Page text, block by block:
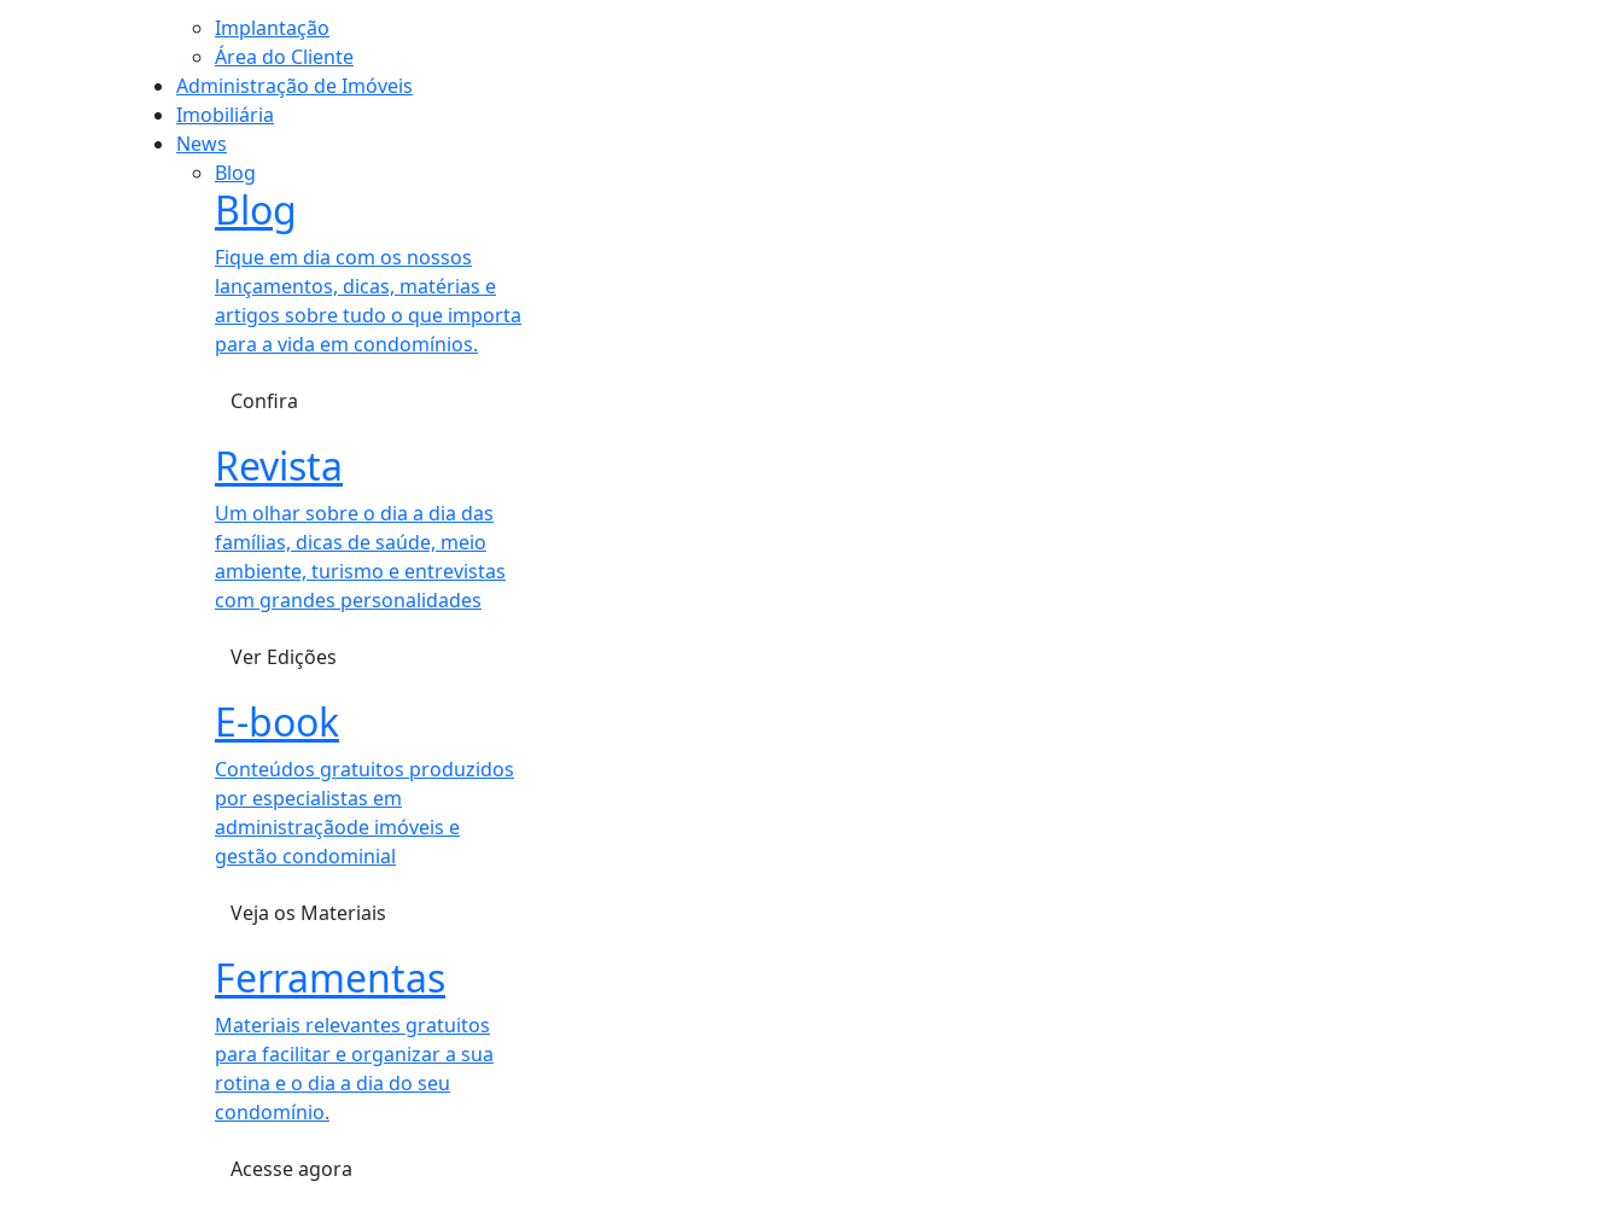
Implantação
Área do Cliente
Administração de Imóveis
Imobiliária
News
Blog
Blog
Fique em dia com os nossos
lançamentos, dicas, matérias e
artigos sobre tudo o que importa
para a vida em condomínios.
Confira
Revista
Um olhar sobre o dia a dia das
famílias, dicas de saúde, meio
ambiente, turismo e entrevistas
com grandes personalidades
Ver Edições
E-book
Conteúdos gratuitos produzidos
por especialistas em
administraçãode imóveis e
gestão condominial
Veja os Materiais
Ferramentas
Materiais relevantes gratuitos
para facilitar e organizar a sua
rotina e o dia a dia do seu
condomínio.
Acesse agora